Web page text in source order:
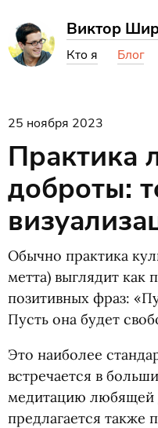
Виктор
Кто я Блог
25 ноября 2023
Практика
доброты:
Обычно практика
метта) выглядит как
позитивных фраз:
Пусть она будет
Это наиболее
встречается в
медитацию любящей
предлагается также